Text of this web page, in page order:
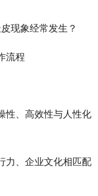
现象经常发生？
流程
性、高效性与人性化
力、企业文化相匹配